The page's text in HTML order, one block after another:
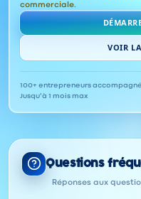
commerciale.
VOIR
100+ entrepreneurs
Jusqu'à 1 mois max
Questions
Réponses aux